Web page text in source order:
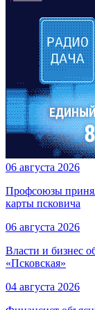
06 августа 2026
Профсоюзы
карты псковича
06 августа 2026
Власти и бизнес
«Псковская»
04 августа 2026